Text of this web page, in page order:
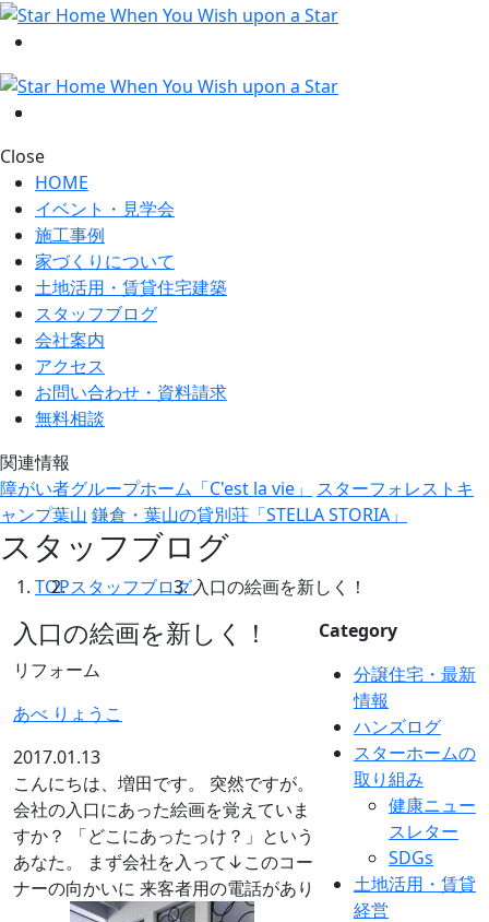
Close
HOME
イベント・見学会
施工事例
家づくりについて
土地活用・賃貸住宅建築
スタッフブログ
会社案内
アクセス
お問い合わせ・資料請求
無料相談
関連情報
障がい者グループホーム「C'est la vie」
スターフォレストキ
ャンプ葉山 鎌倉・葉山の貸別荘「STELLA STORIA」
スタッフブログ
TOPスタッフブログ入口の絵画を新しく！
入口の絵画を新しく！
リフォーム
あべ りょうこ
2017.01.13
こんにちは、増田です。 突然ですが。
会社の入口にあった絵画を覚えていま
すか？ 「どこにあったっけ？」という
あなた。 まず会社を入って↓このコー
ナーの向かいに 来客者用の電話があり
Category
分譲住宅・最新
情報
ハンズログ
スターホームの
取り組み
健康ニュー
スレター
SDGs
土地活用・賃貸
経営